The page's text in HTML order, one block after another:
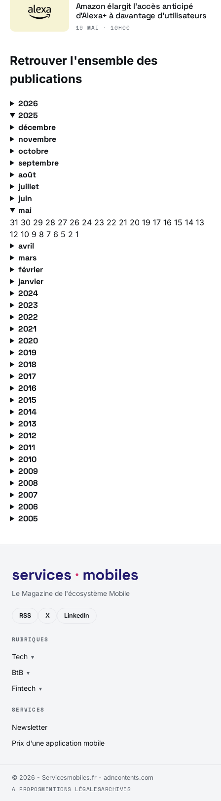
Amazon élargit l’accès anticipé
d’Alexa+ à davantage d’utilisateurs
19 MAI · 10H00
Retrouver l'ensemble des
publications
2026
2025
décembre
novembre
octobre
septembre
août
juillet
juin
mai
31 30 29 28 27 26 24 23 22 21 20 19 17 16 15 14 13
12 10 9 8 7 6 5 2 1
avril
mars
février
janvier
2024
2023
2022
2021
2020
2019
2018
2017
2016
2015
2014
2013
2012
2011
2010
2009
2008
2007
2006
2005
Le Magazine de l'écosystème Mobile
RSS X LinkedIn
RUBRIQUES
Tech
BtB
Fintech
SERVICES
Newsletter
Prix d’une application mobile
© 2026 - Servicesmobiles.fr - adncontents.com
A PROPOSMENTIONS LÉGALESARCHIVES